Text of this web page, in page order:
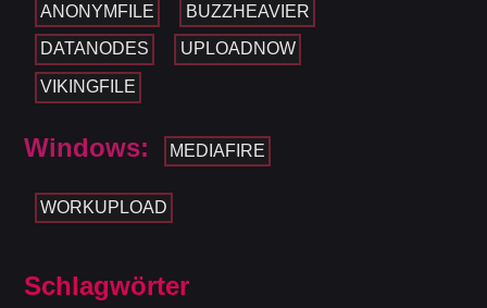
ANONYMFILE BUZZHEAVIER
DATANODES UPLOADNOW
VIKINGFILE
Windows: MEDIAFIRE
WORKUPLOAD
Schlagwörter